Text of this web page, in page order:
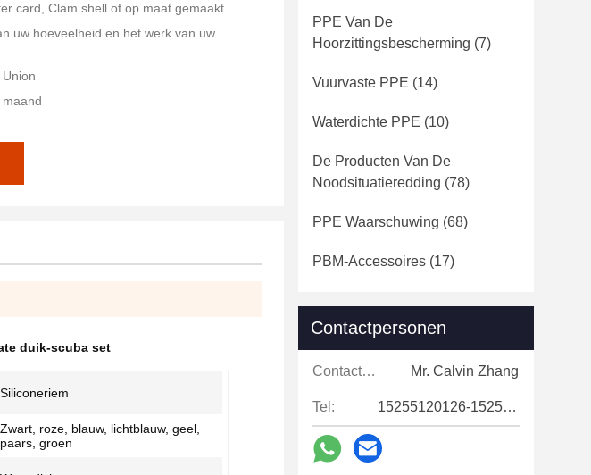
card, Clam shell of op maat gemaakt
uw hoeveelheid en het werk van uw
duik-scuba set
Siliconeriem
Zwart, roze, blauw, lichtblauw, geel,
paars, groen
PPE Van De
Hoorzittingsbescherming (7)
Vuurvaste PPE (14)
Waterdichte PPE (10)
De Producten Van De
Noodsituatieredding (78)
PPE Waarschuwing (68)
PBM-Accessoires (17)
Contactpersonen
Contactpersonen: Mr. Calvin Zhang
Tel: 15255120126-15255120126